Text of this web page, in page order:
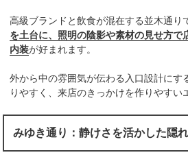
高級ブランドと飲食が混在する並木通り
を土台に、照明の陰影や素材の見せ方で
内装が好まれます。
外から中の雰囲気が伝わる入口設計にす
りやすく、来店のきっかけを作りやすい
みゆき通り：静けさを活かした隠